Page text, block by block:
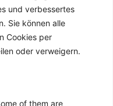
und verbessertes
Sie können alle
Cookies per
oder verweigern.
of them are